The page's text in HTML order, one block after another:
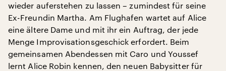
wieder auferstehen zu lassen – zumindest für seine
Ex-Freundin Martha. Am Flughafen wartet auf Alice
eine ältere Dame und mit ihr ein Auftrag, der jede
Menge Improvisationsgeschick erfordert. Beim
gemeinsamen Abendessen mit Caro und Youssef
lernt Alice Robin kennen, den neuen Babysitter für